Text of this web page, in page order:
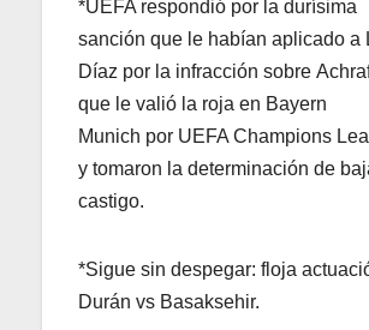
*UEFA respondió por la durísima
sanción que le habían aplicado a
Díaz por la infracción sobre
que le valió la roja en Bayern
Munich por UEFA Champions
y tomaron la determinación de
castigo.
*Sigue sin despegar: floja
Durán vs Basaksehir.